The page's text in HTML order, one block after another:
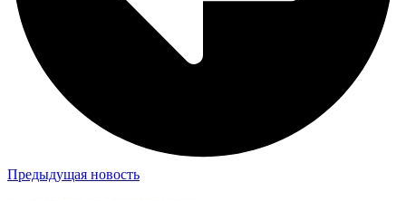
Предыдущая новость